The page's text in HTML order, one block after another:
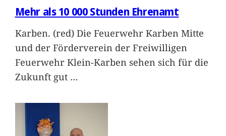
Mehr als 10 000 Stunden Ehrenamt
Karben. (red) Die Feuerwehr Karben Mitte
und der Förderverein der Freiwilligen
Feuerwehr Klein-Karben sehen sich für die
Zukunft gut …